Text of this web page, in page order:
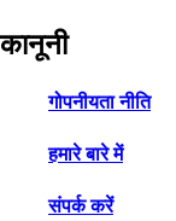
कानूनी
गोपनीयता नीति
हमारे बारे में
संपर्क करें